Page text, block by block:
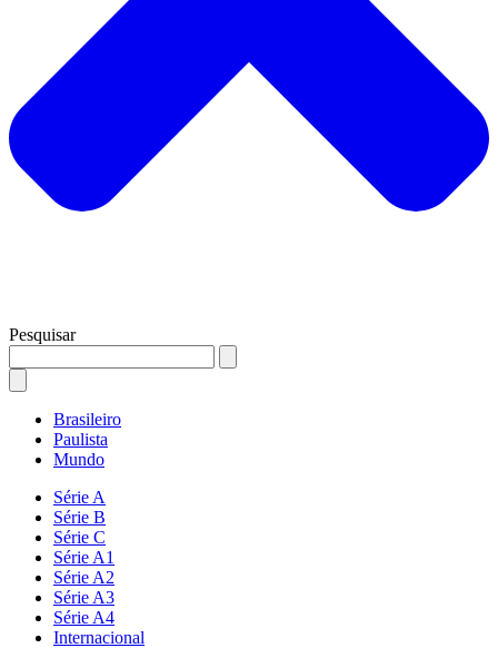
Pesquisar
Brasileiro
Paulista
Mundo
Série A
Série B
Série C
Série A1
Série A2
Série A3
Série A4
Internacional